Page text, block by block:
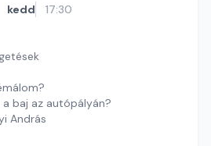
kedd 17:30
baj az autópályán?
András